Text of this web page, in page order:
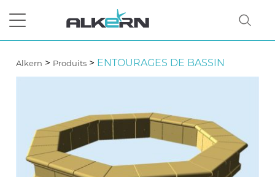
RECHERCHER
Alkern > Produits > ENTOURAGES DE BASSIN